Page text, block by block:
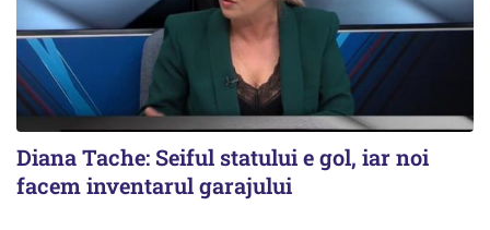
Diana Tache: Seiful statului e gol, iar noi
facem inventarul garajului